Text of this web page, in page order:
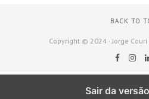
BACK TO
Copyright © 2024 · Jorge
Sair da